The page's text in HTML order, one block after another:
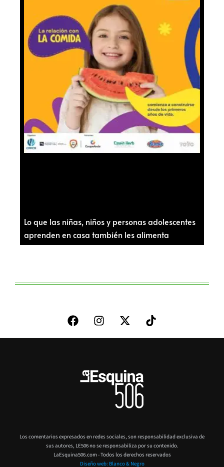
Lo que las niñas, niños y personas adolescentes
aprenden en casa también les alimenta
Los comentarios expresados en redes sociales, son responsabilidad exclusiva de
sus autores, LE506 no se responsabiliza por su contenido.
LaEsquina506.com - Todos los derechos reservados
Diseño web: Blanco & Negro